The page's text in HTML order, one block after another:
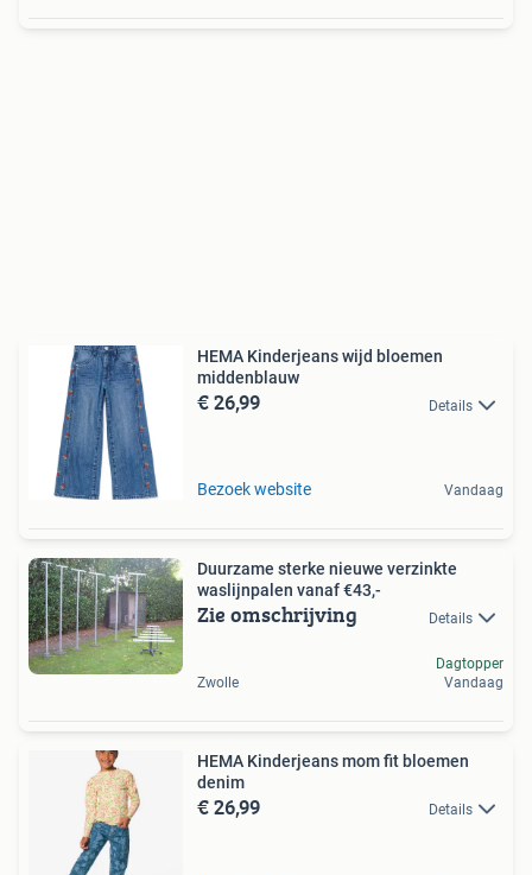
HEMA Kinderjeans wijd bloemen
middenblauw
€ 26,99 Details
Bezoek website Vandaag
Duurzame sterke nieuwe verzinkte
waslijnpalen vanaf €43,-
Zie omschrijving Details
Zwolle
Dagtopper
Vandaag
HEMA Kinderjeans mom fit bloemen
denim
€ 26,99 Details